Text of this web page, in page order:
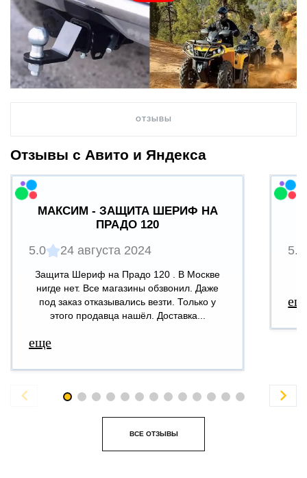
ОТЗЫВЫ
Отзывы с Авито и Яндекса
МАКСИМ - ЗАЩИТА ШЕРИФ НА
ПРАДО 120
5.0 24 августа 2024
Защита Шериф на Прадо 120 . В Москве
нигде нет. Все магазины обзвонил. Даже
под заказ отказывались везти. Только у
этого продавца нашёл. Доставка...
еще
5.0
 
ВСЕ ОТЗЫВЫ